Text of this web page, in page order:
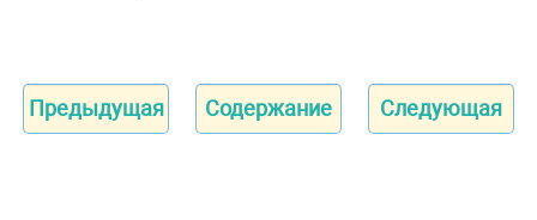
Предыдущая Содержание Следующая